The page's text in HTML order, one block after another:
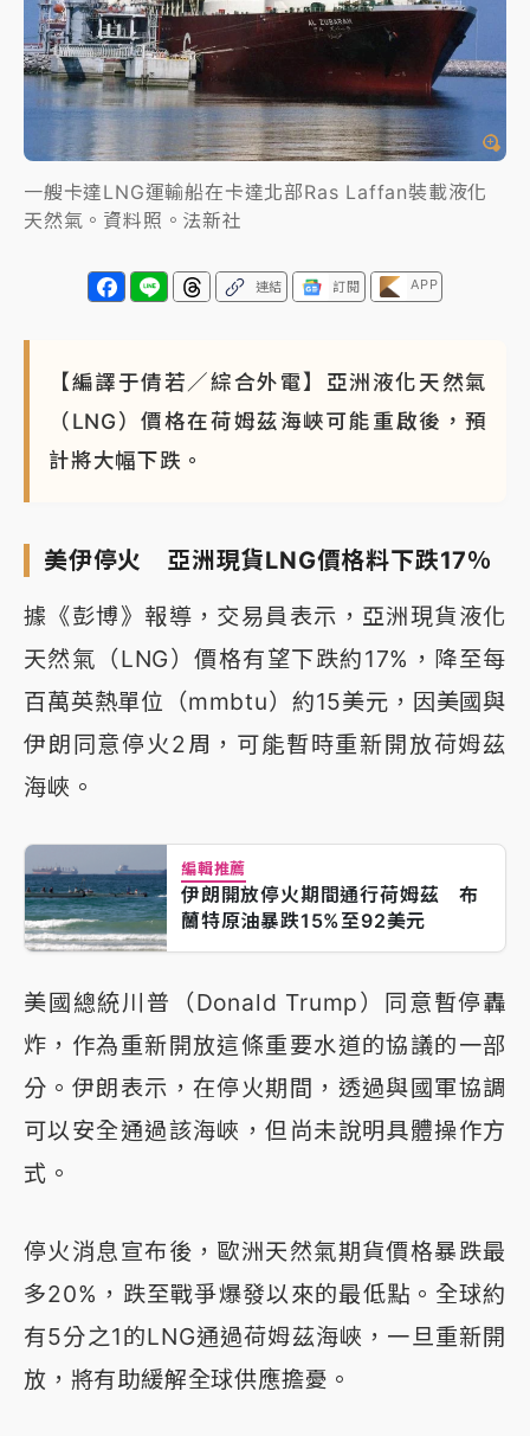
處置制度大變革！ 證交所今起縮短股票「關禁閉」天
數與撮合時間
才續任就飛美國大學面試 清大校長高為元致歉：機會
到來時引起我的好奇
白海豚颱風解除海警 西南風來了！4縣市大雨特報、各
地午後雷雨
標？ 鴻海本週法說法人關注的四大重點
一艘卡達LNG運輸船在卡達北部Ras Laffan裝載液化
天然氣。資料照。法新社
連結 訂閱 APP
【編譯于倩若／綜合外電】亞洲液化天然氣
（LNG）價格在荷姆茲海峽可能重啟後，預
計將大幅下跌。
美伊停火 亞洲現貨LNG價格料下跌17％
據《彭博》報導，交易員表示，亞洲現貨液化
天然氣（LNG）價格有望下跌約17%，降至每
百萬英熱單位（mmbtu）約15美元，因美國與
伊朗同意停火2周，可能暫時重新開放荷姆茲
海峽。
編輯推薦
伊朗開放停火期間通行荷姆茲 布
蘭特原油暴跌15%至92美元
美國總統川普（Donald Trump）同意暫停轟
炸，作為重新開放這條重要水道的協議的一部
分。伊朗表示，在停火期間，透過與國軍協調
可以安全通過該海峽，但尚未說明具體操作方
式。
停火消息宣布後，歐洲天然氣期貨價格暴跌最
多20%，跌至戰爭爆發以來的最低點。全球約
有5分之1的LNG通過荷姆茲海峽，一旦重新開
放，將有助緩解全球供應擔憂。